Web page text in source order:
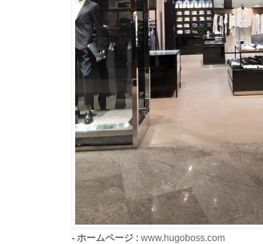
- ホームページ : www.hugoboss.com